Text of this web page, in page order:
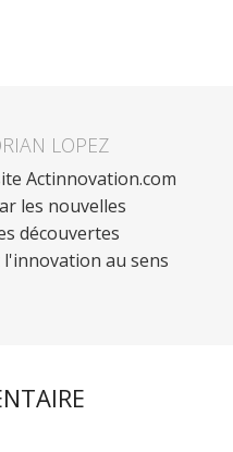
LOPEZ
Actinnovation.com
les nouvelles
découvertes
au sens